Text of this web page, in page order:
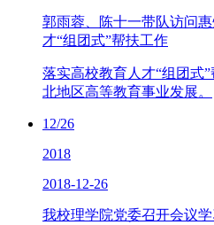
郭雨蓉、陈十一带队访问
才“组团式”帮扶工作
落实高校教育人才“组团式
北地区高等教育事业发展。
12/26
2018
2018-12-26
我校理学院党委召开会议